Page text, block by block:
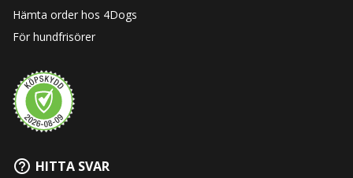
Hämta order hos 4Dogs
För hundfrisörer
HITTA SVAR